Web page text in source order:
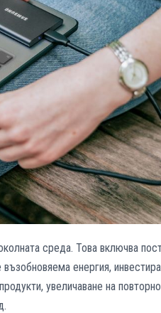
среда. Това включва
енергия,
увеличаване на